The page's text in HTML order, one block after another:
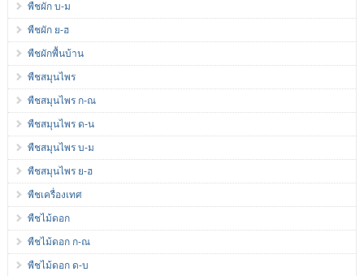
พืชผัก บ-ม
พืชผัก ย-ฮ
พืชผักพื้นบ้าน
พืชสมุนไพร
พืชสมุนไพร ก-ณ
พืชสมุนไพร ด-น
พืชสมุนไพร บ-ม
พืชสมุนไพร ย-ฮ
พืชเครื่องเทศ
พืชไม้ดอก
พืชไม้ดอก ก-ณ
พืชไม้ดอก ด-บ